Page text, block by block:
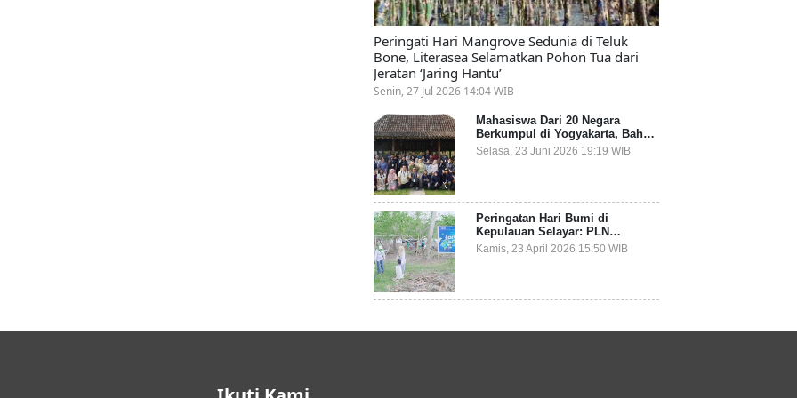
Peringati Hari Mangrove Sedunia di Teluk
Bone, Literasea Selamatkan Pohon Tua dari
Jeratan ‘Jaring Hantu’
Senin, 27 Jul 2026 14:04 WIB
Mahasiswa Dari 20 Negara
Berkumpul di Yogyakarta, Bahas
Mitigasi Ancaman Kesehatan
Global
Selasa, 23 Juni 2026 19:19 WIB
Peringatan Hari Bumi di
Kepulauan Selayar: PLN
Indonesia Power Gandeng
Pemda dan Komunitas, Giatkan
Kamis, 23 April 2026 15:50 WIB